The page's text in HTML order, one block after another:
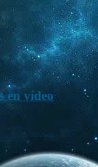
en vídeo